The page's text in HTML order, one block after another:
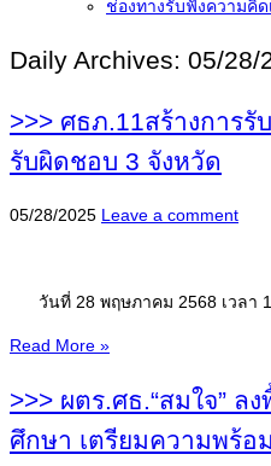
ช่องทางรับฟังความคิด
Daily Archives: 05/28/
>>> ศธภ.11สร้างการ
รับผิดชอบ 3 จังหวัด
05/28/2025 Leave a comment
วันที่ 28 พฤษภาคม 2568 เวลา
Read More »
>>> ผตร.ศธ.“สมใจ” ล
ศึกษา เตรียมความพร้อ